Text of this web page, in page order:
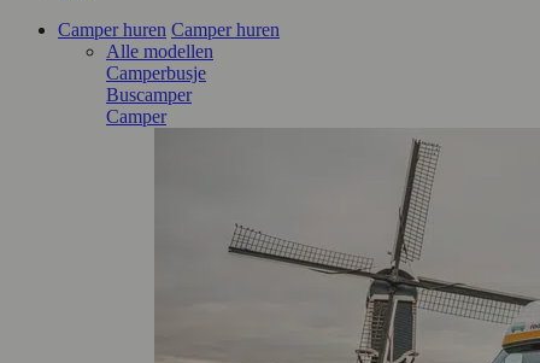
Camper huren Camper huren
Alle modellen
Camperbusje
Buscamper
Camper